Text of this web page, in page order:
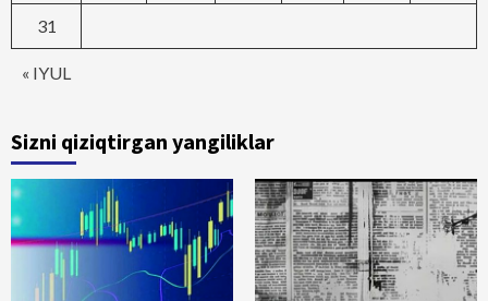
« IYUL
31
Sizni qiziqtirgan yangiliklar